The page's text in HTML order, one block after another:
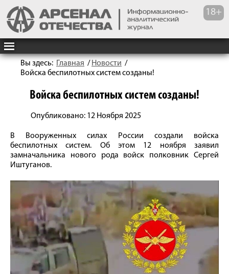
Вы здесь: Главная / Новости /
Войска беспилотных систем созданы!
Войска беспилотных систем созданы!
Опубликовано: 12 Ноября 2025
В Вооруженных силах России создали войска
беспилотных систем. Об этом 12 ноября заявил
замначальника нового рода войск полковник Сергей
Иштуганов.